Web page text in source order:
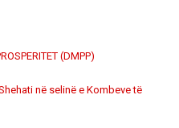
(DMPP)
në selinë e Kombeve të